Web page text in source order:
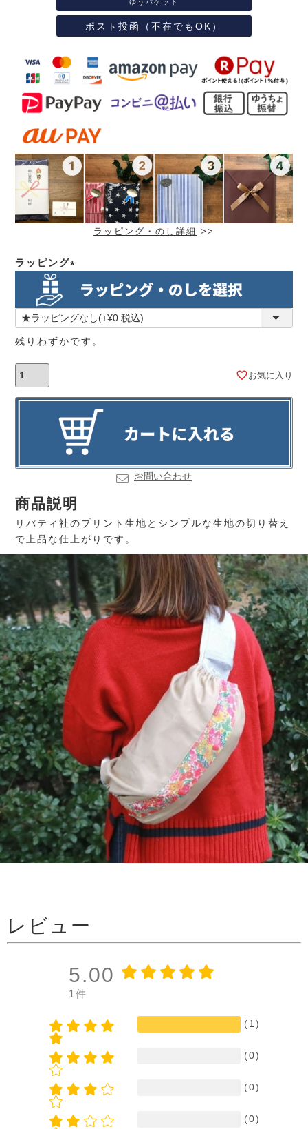
ゆうパケット
ポスト投函（不在でもOK）
ラッピング・のし詳細 >>
ラッピング
(必
須)
残りわずかです。
お気に入り
お問い合わせ
商品説明
リバティ社のプリント生地とシンプルな生地の切り替え
で上品な仕上がりです。
レビュー
5.00
1件
(1)
(0)
(0)
(0)